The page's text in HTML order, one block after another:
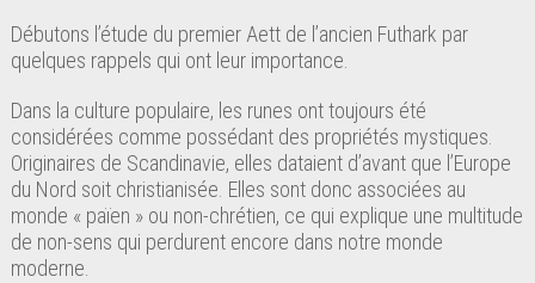
Débutons l’étude du premier Aett de l’ancien Futhark par
quelques rappels qui ont leur importance.
Dans la culture populaire, les runes ont toujours été
considérées comme possédant des propriétés mystiques.
Originaires de Scandinavie, elles dataient d’avant que l’Europe
du Nord soit christianisée. Elles sont donc associées au
monde « païen » ou non-chrétien, ce qui explique une multitude
de non-sens qui perdurent encore dans notre monde
moderne.